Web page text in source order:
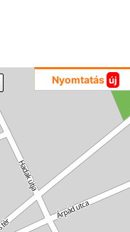
Nyomtatás új